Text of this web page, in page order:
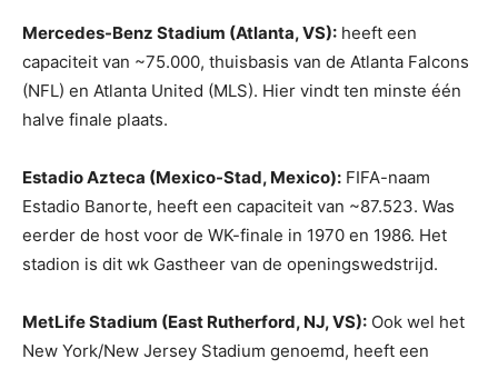
Mercedes-Benz Stadium (Atlanta, VS): heeft een
capaciteit van ~75.000, thuisbasis van de Atlanta Falcons
(NFL) en Atlanta United (MLS). Hier vindt ten minste één
halve finale plaats.
Estadio Azteca (Mexico-Stad, Mexico): FIFA-naam
Estadio Banorte, heeft een capaciteit van ~87.523. Was
eerder de host voor de WK-finale in 1970 en 1986. Het
stadion is dit wk Gastheer van de openingswedstrijd.
MetLife Stadium (East Rutherford, NJ, VS): Ook wel het
New York/New Jersey Stadium genoemd, heeft een